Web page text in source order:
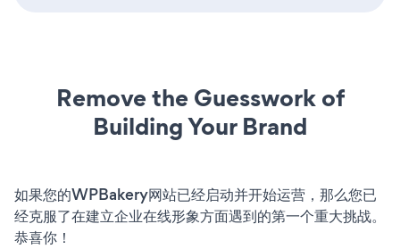
Remove the Guesswork of
Building Your Brand
如果您的WPBakery网站已经启动并开始运营，那么您已
经克服了在建立企业在线形象方面遇到的第一个重大挑战。
恭喜你！